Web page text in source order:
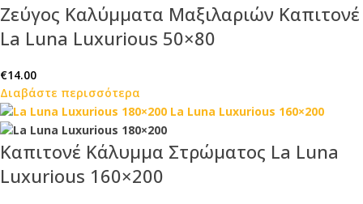
Ζεύγος Καλύμματα Μαξιλαριών Καπιτονέ
La Luna Luxurious 50×80
€14.00
Διαβάστε περισσότερα
Καπιτονέ Κάλυμμα Στρώματος La Luna
Luxurious 160×200